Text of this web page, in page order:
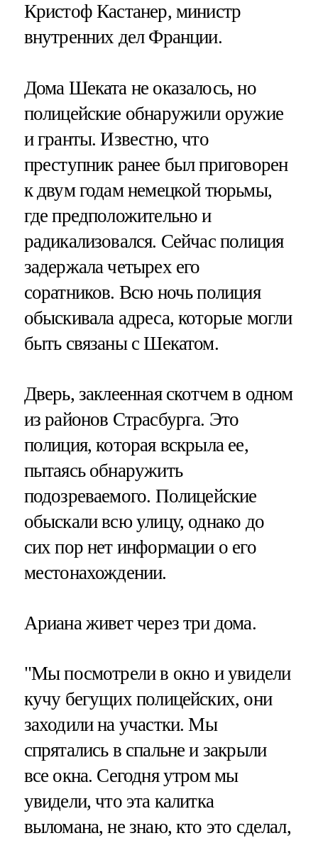
Кристоф Кастанер, министр
внутренних дел Франции.
Дома Шеката не оказалось, но
полицейские обнаружили оружие
и гранты. Известно, что
преступник ранее был приговорен
к двум годам немецкой тюрьмы,
где предположительно и
радикализовался. Сейчас полиция
задержала четырех его
соратников. Всю ночь полиция
обыскивала адреса, которые могли
быть связаны с Шекатом.
Дверь, заклеенная скотчем в одном
из районов Страсбурга. Это
полиция, которая вскрыла ее,
пытаясь обнаружить
подозреваемого. Полицейские
обыскали всю улицу, однако до
сих пор нет информации о его
местонахождении.
Ариана живет через три дома.
"Мы посмотрели в окно и увидели
кучу бегущих полицейских, они
заходили на участки. Мы
спрятались в спальне и закрыли
все окна. Сегодня утром мы
увидели, что эта калитка
выломана, не знаю, кто это сделал,